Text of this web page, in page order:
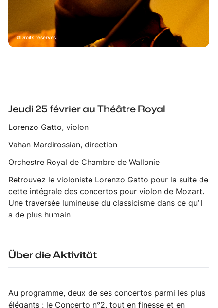
Droits réservés
Jeudi 25 février au Théâtre Royal
Lorenzo Gatto, violon
Vahan Mardirossian, direction
Orchestre Royal de Chambre de Wallonie
Retrouvez le violoniste Lorenzo Gatto pour la suite de
cette intégrale des concertos pour violon de Mozart.
Une traversée lumineuse du classicisme dans ce qu’il
a de plus humain.
Über die Aktivität
Au programme, deux de ses concertos parmi les plus
élégants : le Concerto n°2, tout en finesse et en